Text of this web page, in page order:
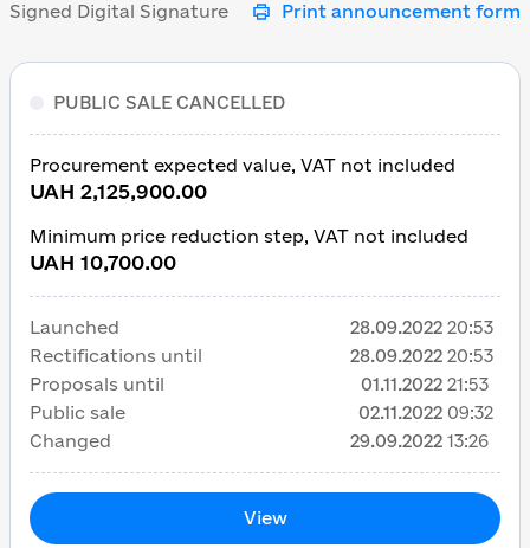
Signed Digital Signature Print announcement form
PUBLIC SALE CANCELLED
Procurement expected value, VAT not included
UAH 2,125,900.00
Minimum price reduction step, VAT not included
UAH 10,700.00
Launched 28.09.2022 20:53
Rectifications until
28.09.2022 20:53
Proposals until
01.11.2022 21:53
Public sale
02.11.2022 09:32
Changed
29.09.2022 13:26
View